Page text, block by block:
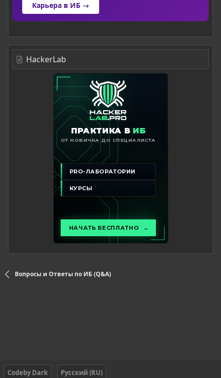
Карьера в ИБ →
HackerLab
Вопросы и Ответы по ИБ (Q&A)
Codeby Dark
Русский (RU)